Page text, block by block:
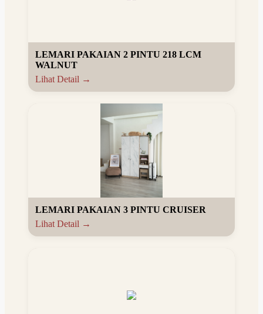
LEMARI PAKAIAN 2 PINTU 218 LCM
WALNUT
Lihat Detail →
LEMARI PAKAIAN 3 PINTU CRUISER
Lihat Detail →